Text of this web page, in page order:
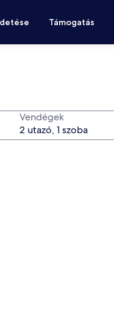
Támogatás
Vendégek